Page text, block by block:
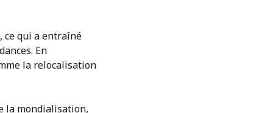
, ce qui a entraîné
En
la relocalisation
la mondialisation,